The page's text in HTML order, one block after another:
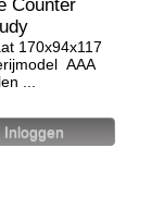
Counter
170х94x117
ААА
...